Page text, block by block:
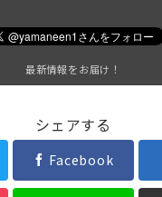
最新情報をお届け！
シェアする
Facebook